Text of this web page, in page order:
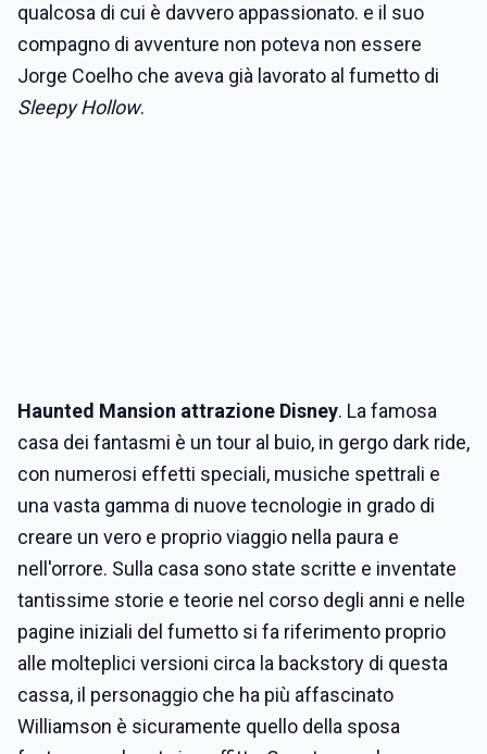
qualcosa di cui è davvero appassionato. e il suo
compagno di avventure non poteva non essere
Jorge Coelho che aveva già lavorato al fumetto di
Sleepy Hollow.
Haunted Mansion attrazione Disney. La famosa
casa dei fantasmi è un tour al buio, in gergo dark ride,
con numerosi effetti speciali, musiche spettrali e
una vasta gamma di nuove tecnologie in grado di
creare un vero e proprio viaggio nella paura e
nell'orrore. Sulla casa sono state scritte e inventate
tantissime storie e teorie nel corso degli anni e nelle
pagine iniziali del fumetto si fa riferimento proprio
alle molteplici versioni circa la backstory di questa
cassa, il personaggio che ha più affascinato
Williamson è sicuramente quello della sposa